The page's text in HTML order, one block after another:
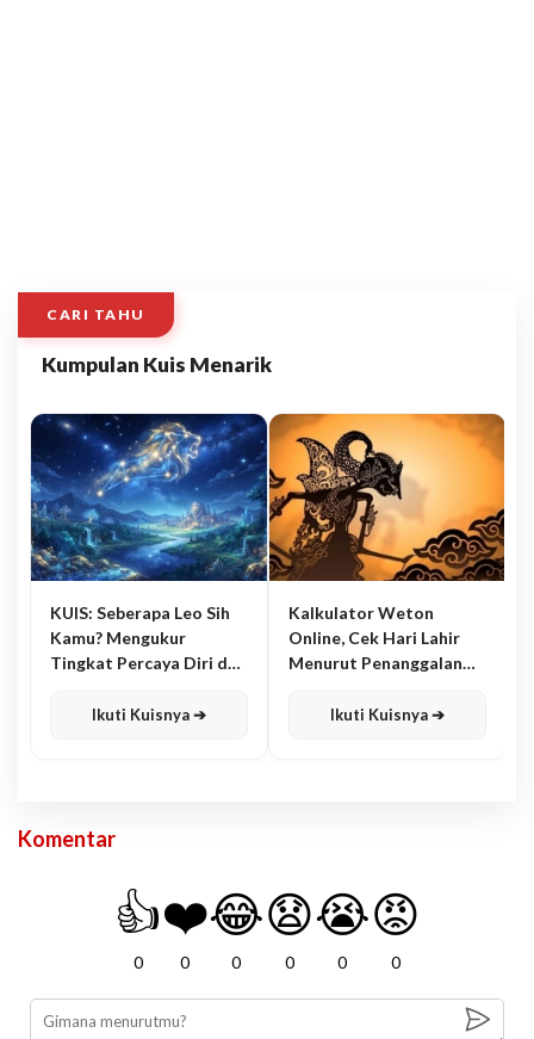
CARI TAHU
Kumpulan Kuis Menarik
KUIS: Seberapa Leo Sih
Kamu? Mengukur
Tingkat Percaya Diri dan
Ikuti Kuisnya ➔
Kalkulator Weton
Online, Cek Hari Lahir
Menurut Penanggalan
Ikuti Kuisnya ➔
Komentar
👍
0
❤️
0
😂
0
😧
0
😭
0
😡
0